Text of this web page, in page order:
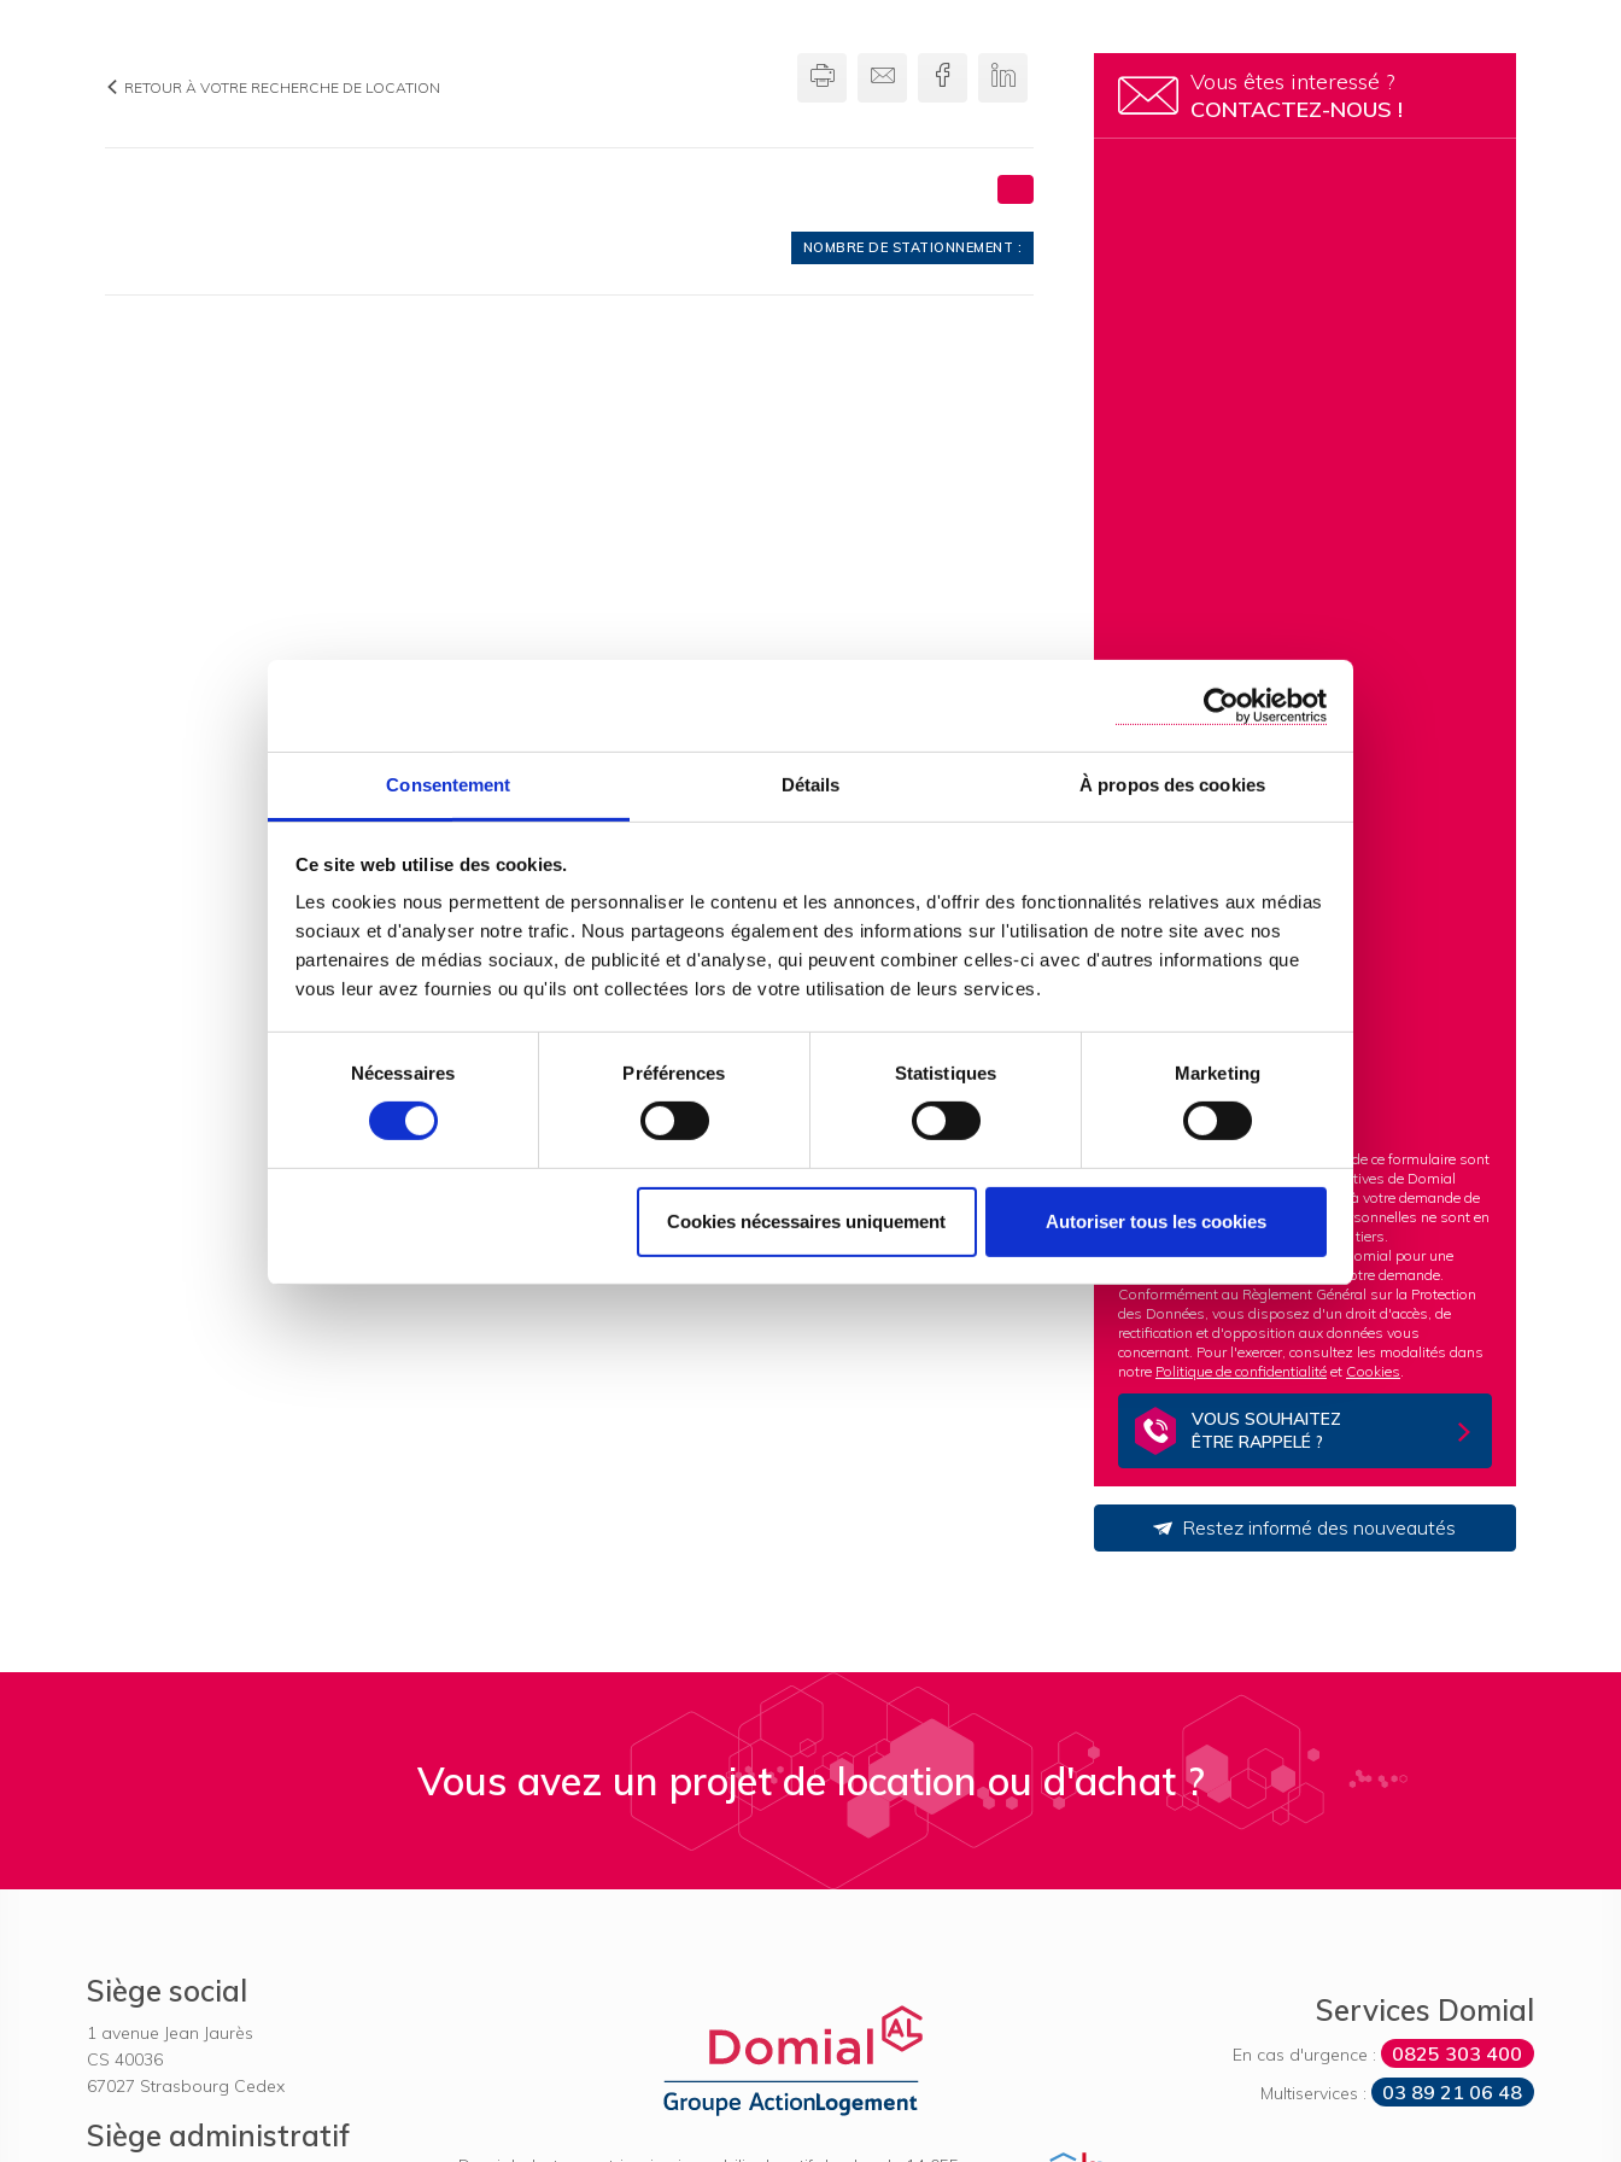
Consentement Détails À propos des cookies
Ce site web utilise des cookies.
Les cookies nous permettent de personnaliser le contenu et les annonces, d'offrir des fonctionnalités relatives aux médias
sociaux et d'analyser notre trafic. Nous partageons également des informations sur l'utilisation de notre site avec nos
partenaires de médias sociaux, de publicité et d'analyse, qui peuvent combiner celles-ci avec d'autres informations que
vous leur avez fournies ou qu'ils ont collectées lors de votre utilisation de leurs services.
consentement
Nécessaires Préférences Statistiques Marketing
Cookies nécessaires uniquement Autoriser tous les cookies
RETOUR À VOTRE RECHERCHE DE LOCATION
ImprimerEnvoyer par email
FacebookLinkedin
NOMBRE DE STATIONNEMENT :
Vous êtes interessé ?
CONTACTEZ-NOUS !
Les informations recueillies à partir de ce formulaire sont
transmises aux équipes administratives de Domial
dans le but d'apporter une réponse à votre demande de
logements à louer. Vos données personnelles ne sont en
aucun cas cédées ou vendues à des tiers.
Vos données sont conservées par Domial pour une
durée nécessaire au traitement de votre demande.
Conformément au Règlement Général sur la Protection
des Données, vous disposez d'un droit d'accès, de
rectification et d'opposition aux données vous
concernant. Pour l'exercer, consultez les modalités dans
notre Politique de confidentialité et Cookies.
VOUS SOUHAITEZ
ÊTRE RAPPELÉ ?
Restez informé des nouveautés
Vous avez un projet de location ou d'achat ?
Siège social
1 avenue Jean Jaurès
CS 40036
67027 Strasbourg Cedex
Siège administratif
Services Domial
En cas d'urgence : 0825 303 400
Multiservices : 03 89 21 06 48